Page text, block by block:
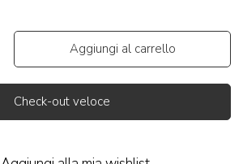
Aggiungi al carrello
Check-out veloce